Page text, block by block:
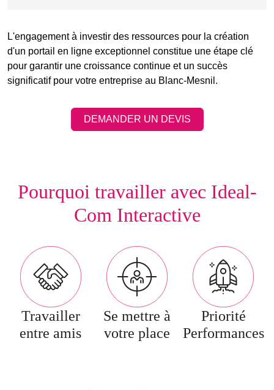
L'engagement à investir des ressources pour la création
d'un portail en ligne exceptionnel constitue une étape clé
pour garantir une croissance continue et un succès
significatif pour votre entreprise au Blanc-Mesnil.
DEMANDER UN DEVIS
Pourquoi travailler avec Ideal-
Com Interactive
Travailler
entre amis
Se mettre à
votre place
Priorité
Performances